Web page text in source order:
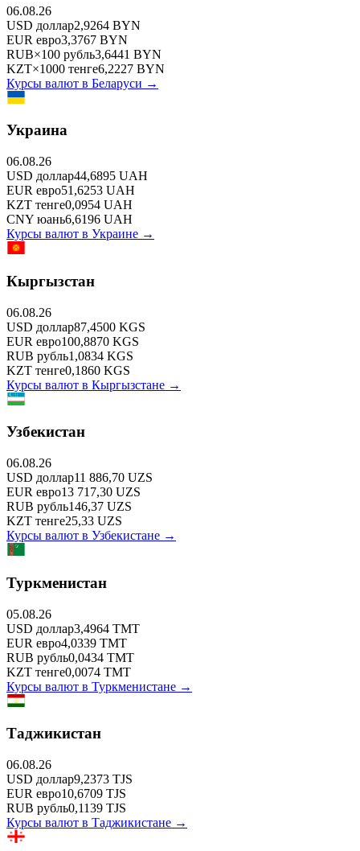
06.08.26
USD доллар2,9264 BYN
EUR евро3,3767 BYN
RUB×100 рубль3,6441 BYN
KZT×1000 тенге6,2227 BYN
Курсы валют в Беларуси →
Украина
06.08.26
USD доллар44,6895 UAH
EUR евро51,6253 UAH
KZT тенге0,0954 UAH
CNY юань6,6196 UAH
Курсы валют в Украине →
Кыргызстан
06.08.26
USD доллар87,4500 KGS
EUR евро100,8870 KGS
RUB рубль1,0834 KGS
KZT тенге0,1860 KGS
Курсы валют в Кыргызстане →
Узбекистан
06.08.26
USD доллар11 886,70 UZS
EUR евро13 717,30 UZS
RUB рубль146,37 UZS
KZT тенге25,33 UZS
Курсы валют в Узбекистане →
Туркменистан
05.08.26
USD доллар3,4964 TMT
EUR евро4,0339 TMT
RUB рубль0,0434 TMT
KZT тенге0,0074 TMT
Курсы валют в Туркменистане →
Таджикистан
06.08.26
USD доллар9,2373 TJS
EUR евро10,6709 TJS
RUB рубль0,1139 TJS
Курсы валют в Таджикистане →